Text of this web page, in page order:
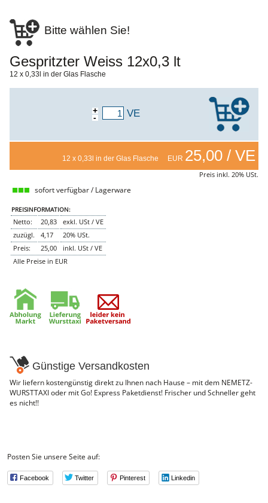
DELUXE SCHWEIN
STEAKS
Steaks vom SCHWEIN
Leberkäse
Selchwaren
Putenschinken
Fische
Meeresfrüchte
Fisch
Konserven
Beilagen
Gemüse & Salat
Knödel
Suppeneinlagen
Käse, Milch, Eier
Teigwaren
Gebäck
Getränke
Wein
Bier
Trockensortiment
Süssigkeiten
Knabbereien
Bitte wählen Sie!
Gespritzter Weiss 12x0,3 lt
12 x 0,33l in der Glas Flasche
+
- VE
12 x 0,33l in der Glas Flasche EUR 25,00 / VE
Preis inkl. 20% USt.
sofort verfügbar / Lagerware
PREISINFORMATION:
Netto: 20,83
exkl. USt / VE
zuzügl.
4,17
20% USt.
Preis:
25,00
inkl. USt / VE
Alle Preise in EUR
Günstige Versandkosten
Wir liefern kostengünstig direkt zu Ihnen nach Hause – mit dem NEMETZ-
WURSTTAXI oder mit Go! Express Paketdienst! Frischer und Schneller geht
es nicht!!
Posten Sie unsere Seite auf:
Facebook Twitter Pinterest Linkedin